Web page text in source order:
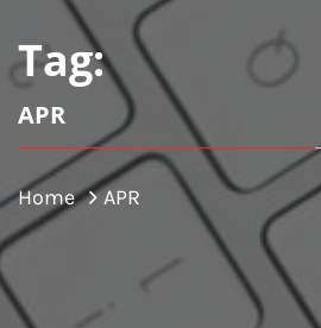
Tag:
APR
Home APR